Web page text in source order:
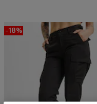
-18%